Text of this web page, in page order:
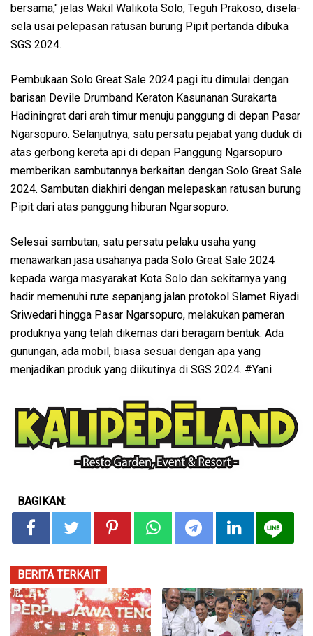
bersama," jelas Wakil Walikota Solo, Teguh Prakoso, disela-
sela usai pelepasan ratusan burung Pipit pertanda dibuka
SGS 2024.
Pembukaan Solo Great Sale 2024 pagi itu dimulai dengan
barisan Devile Drumband Keraton Kasunanan Surakarta
Hadiningrat dari arah timur menuju panggung di depan Pasar
Ngarsopuro. Selanjutnya, satu persatu pejabat yang duduk di
atas gerbong kereta api di depan Panggung Ngarsopuro
memberikan sambutannya berkaitan dengan Solo Great Sale
2024. Sambutan diakhiri dengan melepaskan ratusan burung
Pipit dari atas panggung hiburan Ngarsopuro.
Selesai sambutan, satu persatu pelaku usaha yang
menawarkan jasa usahanya pada Solo Great Sale 2024
kepada warga masyarakat Kota Solo dan sekitarnya yang
hadir memenuhi rute sepanjang jalan protokol Slamet Riyadi
Sriwedari hingga Pasar Ngarsopuro, melakukan pameran
produknya yang telah dikemas dari beragam bentuk. Ada
gunungan, ada mobil, biasa sesuai dengan apa yang
menjadikan produk yang diikutinya di SGS 2024. #Yani
BAGIKAN:
BERITA TERKAIT